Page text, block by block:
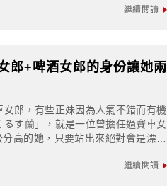
繼續閱讀
郎+啤酒女郎的身份讓她兩
郎，有些正妹因為人氣不錯而有機
す蘭」，就是一位曾擔任過賽車女
高的她，只要站出來絕對會是漂亮
繼續閱讀